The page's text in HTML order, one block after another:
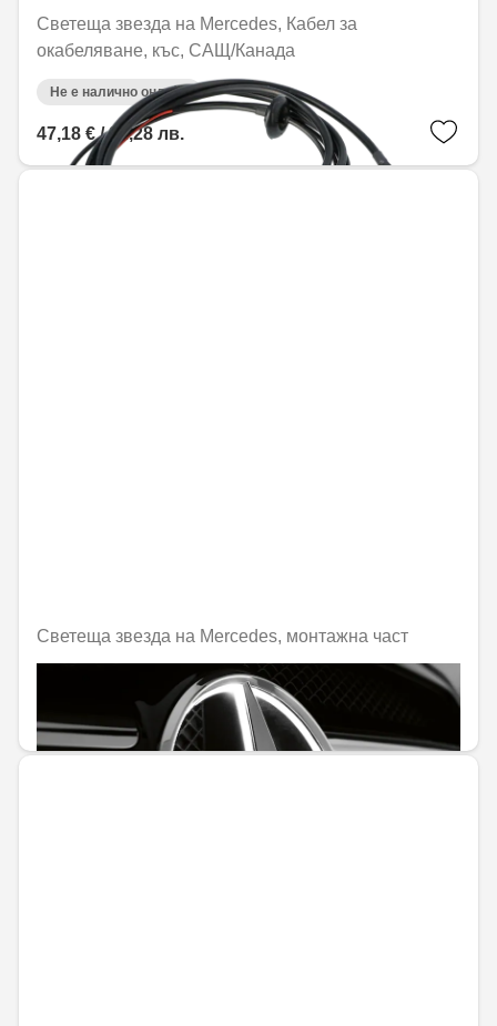
Светеща звезда на Mercedes, Кабел за
окабеляване, къс, САЩ/Канада
Не е налично онлайн
47,18 € / 92,28 лв.
Светеща звезда на Mercedes, монтажна част
Не е налично онлайн
277,12 € / 541,99 лв.